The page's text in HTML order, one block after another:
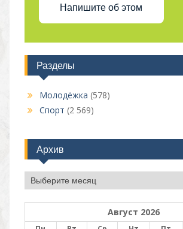
Напишите об этом
Разделы
Молодёжка (578)
Спорт (2 569)
Архив
Архив
Август 2026